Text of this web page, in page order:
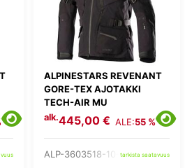
ALPINESTARS REVENANT
GORE-TEX AJOTAKKI
TECH-AIR MU
alk.445,00 € ALE:55 %
ALP-3603518-10- tarkista saatavuus